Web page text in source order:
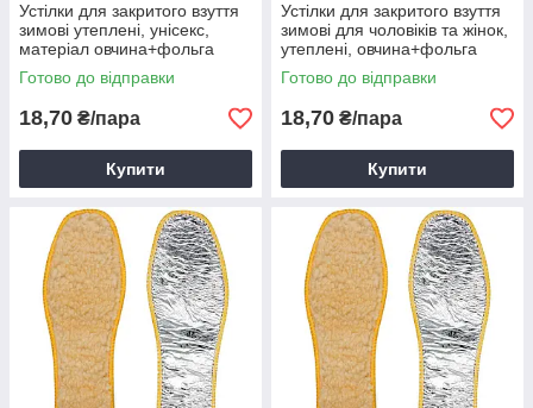
Устілки для закритого взуття
зимові утеплені, унісекс,
матеріал овчина+фольга
(44р/0,4см)
Готово до відправки
18,70 ₴/пара
Купити
Устілки для закритого взуття
зимові для чоловіків та жінок,
утеплені, овчина+фольга
(45р/0,4см)
Готово до відправки
18,70 ₴/пара
Купити